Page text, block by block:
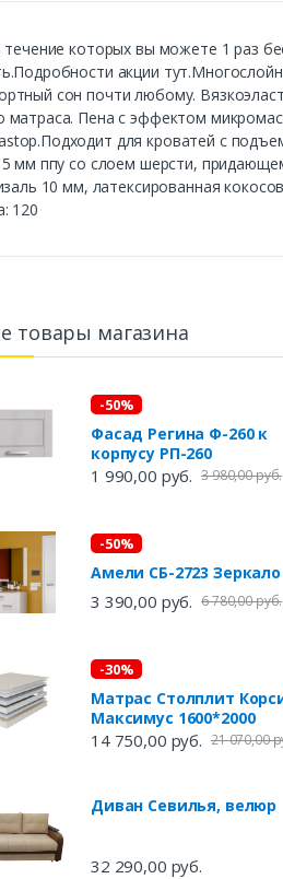
которых вы можете 1 раз
акции
сон почти любому.
Пена с эффектом
для кроватей с
мм ппу со слоем шерсти,
10 мм, латексированная
120
товары магазина
-50%
Фасад Регина Ф-260 к
корпусу РП-260
1 990,00 руб. 3 980,00 руб.
-50%
Амели СБ-2723 Зеркало
3 390,00 руб. 6 780,00 руб.
-30%
Матрас Столплит
Максимус 1600*2000
14 750,00 руб. 21 070,00
Диван Севилья, велюр
32 290,00 руб.